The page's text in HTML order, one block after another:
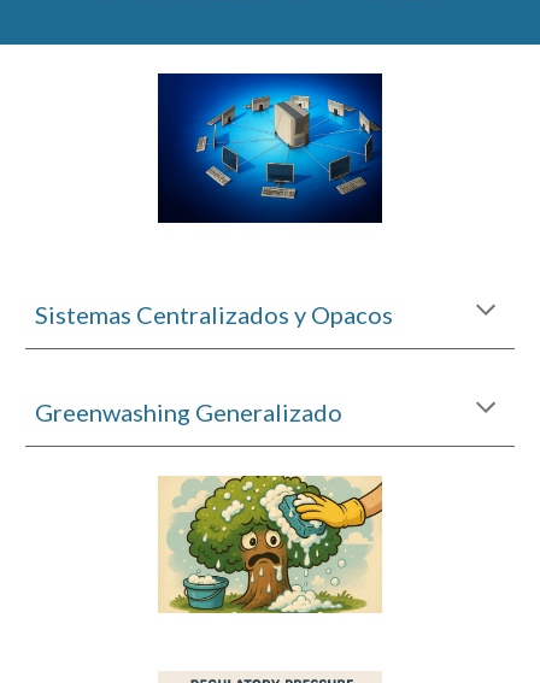
Sistemas Centralizados y Opacos
Greenwashing Generalizado